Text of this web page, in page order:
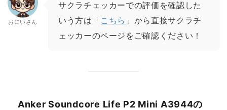
おにいさん
サクラチェッカーでの評価を確認した
いう方は「こちら 」から直接サクラチ
ェッカーのページをご確認ください！
Anker Soundcore Life P2 Mini A3944の